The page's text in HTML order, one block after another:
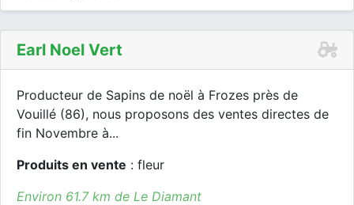
Earl Noel Vert
Producteur de Sapins de noël à Frozes près de
Vouillé (86), nous proposons des ventes directes de
fin Novembre à...
Produits en vente : fleur
Environ 61.7 km de Le Diamant